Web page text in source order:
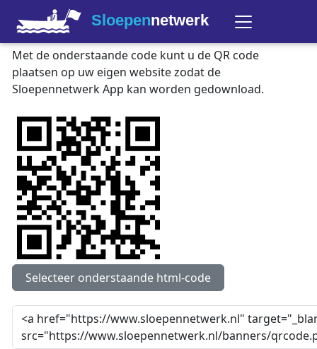
Sloepennetwerk
Met de onderstaande code kunt u de QR code
plaatsen op uw eigen website zodat de
Sloepennetwerk App kan worden gedownload.
Selecteer onderstaande html-code